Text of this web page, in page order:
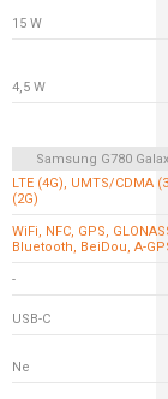
15 W
4,5 W
Samsung G780
LTE (4G), UMTS/CDMA
(2G)
WiFi, NFC, GPS,
Bluetooth, BeiDou, A-
-
USB-C
Ne